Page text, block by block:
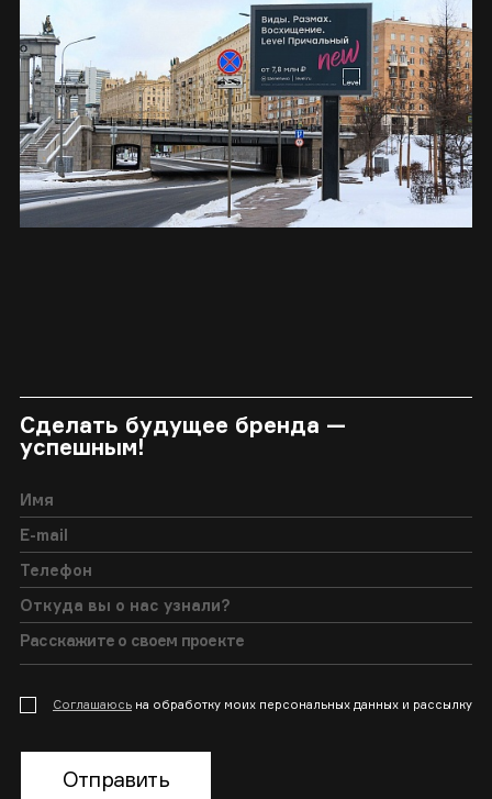
Сделать будущее бренда —
успешным!
Соглашаюсь на обработку моих персональных данных и рассылку
Отправить